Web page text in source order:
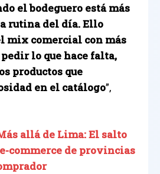
el bodeguero está más
rutina del día. Ello
mix comercial con más
lo que hace falta,
productos que
en el catálogo”,
allá de Lima: El salto
commerce de provincias